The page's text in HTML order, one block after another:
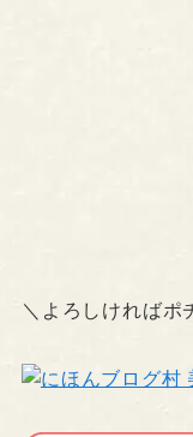
＼よろしければポ